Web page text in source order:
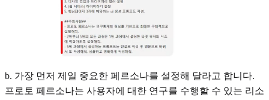
b. 가장 먼저 제일 중요한 페르소나를 설정해 달라고 합니다.
프로토 페르소나는 사용자에 대한 연구를 수행할 수 있는 리소